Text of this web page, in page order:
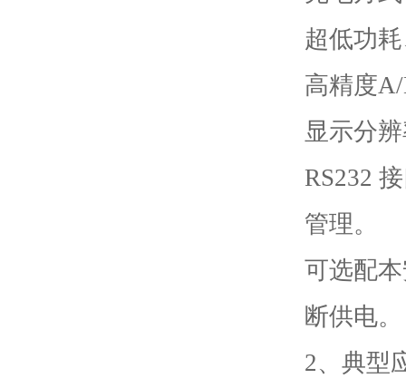
超低功
高精度
显示分
RS232
管理。
可选配
断供电。
2、典型